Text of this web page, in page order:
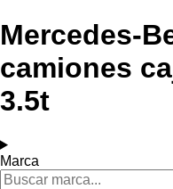
Mercedes-
camiones
3.5t
Marca